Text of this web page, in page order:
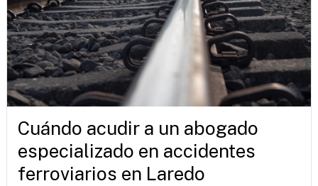
Cuándo acudir a un abogado
especializado en accidentes
ferroviarios en Laredo